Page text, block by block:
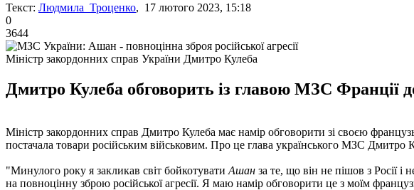
Текст: Людмила Троценко, 17 лютого 2023, 15:18
0
3644
Міністр закордонних справ України Дмитро Кулеба
Дмитро Кулеба обговорить із главою МЗС Франції
Міністр закордонних справ Дмитро Кулеба має намір обговорити зі своєю
постачала товари російським військовим. Про це глава українського МЗС Дмитро
"Минулого року я закликав світ бойкотувати Ашан за те, що він не пішов з Росії і
на повноцінну зброю російської агресії. Я маю намір обговорити це з моїм